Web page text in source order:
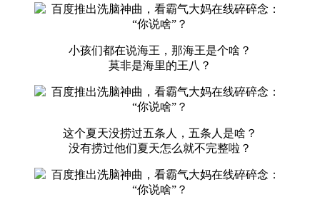
小孩们都在说海王，那海王是个啥？
莫非是海里的王八？
这个夏天没捞过五条人，五条人是啥？
没有捞过他们夏天怎么就不完整啦？